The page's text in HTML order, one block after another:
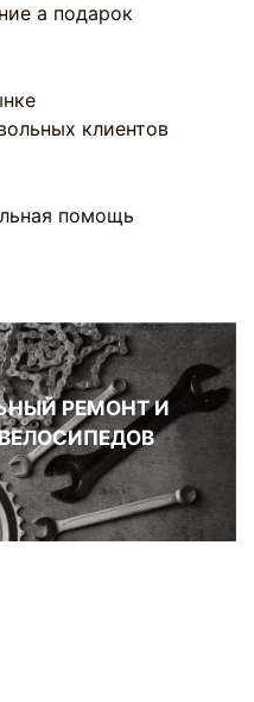
а подарок
клиентов
помощь
РЕМОНТ И